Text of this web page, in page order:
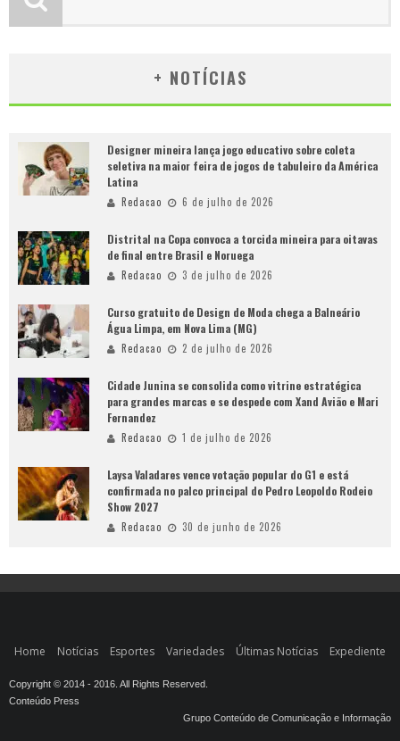
+ NOTÍCIAS
Designer mineira lança jogo educativo sobre coleta
seletiva na maior feira de jogos de tabuleiro da América
Latina
Redacao 6 de julho de 2026
Distrital na Copa convoca a torcida mineira para oitavas
de final entre Brasil e Noruega
Redacao 3 de julho de 2026
Curso gratuito de Design de Moda chega a Balneário
Água Limpa, em Nova Lima (MG)
Redacao 2 de julho de 2026
Cidade Junina se consolida como vitrine estratégica
para grandes marcas e se despede com Xand Avião e Mari
Fernandez
Redacao 1 de julho de 2026
Laysa Valadares vence votação popular do G1 e está
confirmada no palco principal do Pedro Leopoldo Rodeio
Show 2027
Redacao 30 de junho de 2026
Home Notícias Esportes Variedades Últimas Notícias Expediente
Copyright © 2014 - 2016. All Rights Reserved.
Conteúdo Press
Grupo Conteúdo de Comunicação e Informação